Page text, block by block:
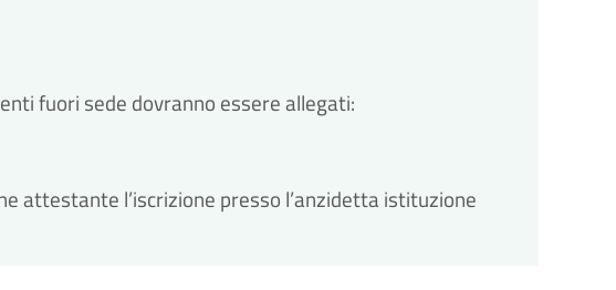
fuori sede dovranno essere allegati:
attestante l’iscrizione presso l’anzidetta istituzione